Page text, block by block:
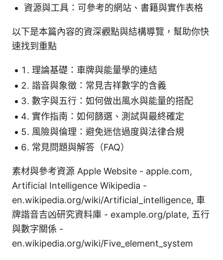
資源與工具：可參考的網站、書籍與實作表格
以下是本篇內容的資深觀點與結構導覽，幫助你快
速找到重點
理論基礎：車牌與能量學的連結
諧音與象徵：常見吉祥數字的含義
數字與五行：如何做出風水與能量的搭配
實作指南：如何篩選、測試與最終確定
風險與倫理：避免迷信過度與法律合規
常見問題與解答（FAQ）
素材與參考資源 Apple Website - apple.com,
Artificial Intelligence Wikipedia -
en.wikipedia.org/wiki/Artificial_intelligence, 車
牌諧音吉凶研究資料庫 - example.org/plate, 五行
與數字關係 -
en.wikipedia.org/wiki/Five_element_system